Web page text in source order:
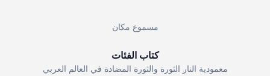
مسموع مكان
كتاب الفئات
معمودية النار الثورة والثورة المضادة في العالم العربي